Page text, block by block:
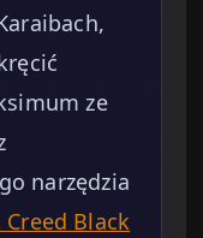
ze
narzędzia
Creed Black